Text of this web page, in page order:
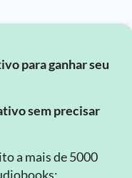
para ganhar seu
sem precisar
a mais de 5000